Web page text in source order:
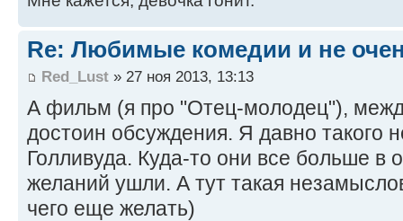
Re: Любимые комедии и не
Red_Lust » 27 ноя 2013, 13:13
А фильм (я про "Отец-молодец"),
достоин обсуждения. Я давно такого
Голливуда. Куда-то они все больше в
желаний ушли. А тут такая
чего еще желать)